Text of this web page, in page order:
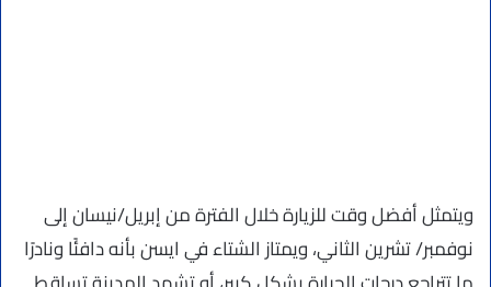
ويتمثل أفضل وقت للزيارة خلال الفترة من إبريل/نيسان إلى
نوفمبر/ تشرين الثاني، ويمتاز الشتاء في ايسن بأنه دافئًا ونادرًا